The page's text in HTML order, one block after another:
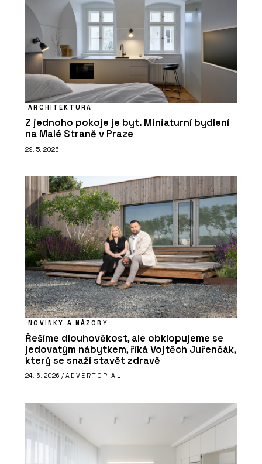
ARCHITEKTURA
Z jednoho pokoje je byt. Miniaturní bydlení
na Malé Straně v Praze
29. 5. 2026
NOVINKY A NÁZORY
Řešíme dlouhověkost, ale obklopujeme se
jedovatým nábytkem, říká Vojtěch Juřenčák,
který se snaží stavět zdravě
24. 6. 2026 / ADVERTORIAL